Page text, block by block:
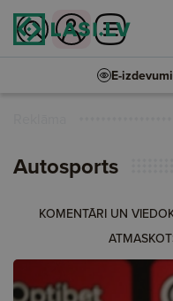
E-izdevumi
Autosports
KOMENTĀRI UN